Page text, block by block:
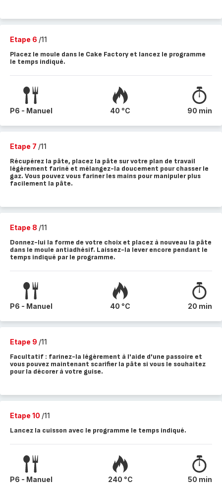
Etape 6 /11
Placez le moule dans le Cake Factory et lancez le programme
le temps indiqué.
P6 - Manuel 40 °C 90 min
Etape 7 /11
Récupérez la pâte, placez la pâte sur votre plan de travail
légèrement fariné et mélangez-la doucement pour chasser le
gaz. Vous pouvez vous fariner les mains pour manipuler plus
facilement la pâte.
Etape 8 /11
Donnez-lui la forme de votre choix et placez à nouveau la pâte
dans le moule antiadhésif. Laissez-la lever encore pendant le
temps indiqué par le programme.
P6 - Manuel 40 °C 20 min
Etape 9 /11
Facultatif : farinez-la légèrement à l'aide d'une passoire et
vous pouvez maintenant scarifier la pâte si vous le souhaitez
pour la décorer à votre guise.
Etape 10 /11
Lancez la cuisson avec le programme le temps indiqué.
P6 - Manuel 240 °C 50 min